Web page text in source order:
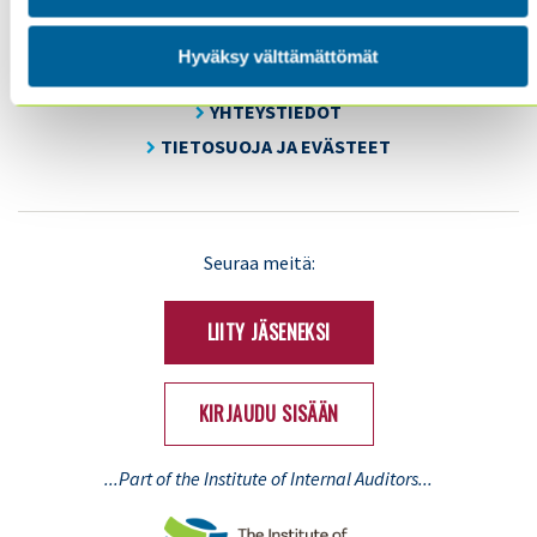
Hyväksy välttämättömät
YHTEYSTIEDOT
TIETOSUOJA JA EVÄSTEET
Seuraa meitä:
LIITY JÄSENEKSI
KIRJAUDU SISÄÄN
...Part of the Institute of Internal Auditors...